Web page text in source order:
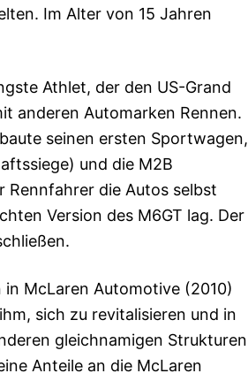
Im Alter von 15 Jahren
Athlet, der den US-Grand
anderen Automarken Rennen.
seinen ersten Sportwagen,
und die M2B
Rennfahrer die Autos selbst
Version des M6GT lag. Der
McLaren Automotive (2010)
sich zu revitalisieren und in
gleichnamigen Strukturen
Anteile an die McLaren